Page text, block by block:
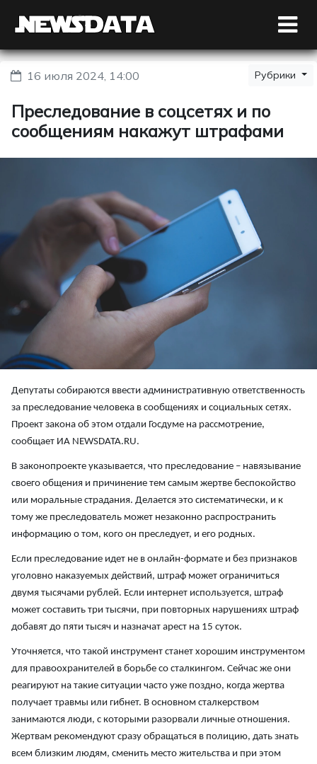
16 июля 2024, 14:00 Рубрики
Преследование в соцсетях и по
сообщениям накажут штрафами
Депутаты собираются ввести административную ответственность
за преследование человека в сообщениях и социальных сетях.
Проект закона об этом отдали Госдуме на рассмотрение,
сообщает ИА NEWSDATA.RU.
В законопроекте указывается, что преследование – навязывание
своего общения и причинение тем самым жертве беспокойство
или моральные страдания. Делается это систематически, и к
тому же преследователь может незаконно распространить
информацию о том, кого он преследует, и его родных.
Если преследование идет не в онлайн-формате и без признаков
уголовно наказуемых действий, штраф может ограничиться
двумя тысячами рублей. Если интернет используется, штраф
может составить три тысячи, при повторных нарушениях штраф
добавят до пяти тысяч и назначат арест на 15 суток.
Уточняется, что такой инструмент станет хорошим инструментом
для правоохранителей в борьбе со сталкингом. Сейчас же они
реагируют на такие ситуации часто уже поздно, когда жертва
получает травмы или гибнет. В основном сталкерством
занимаются люди, с которыми разорвали личные отношения.
Жертвам рекомендуют сразу обращаться в полицию, дать знать
всем близким людям, сменить место жительства и при этом